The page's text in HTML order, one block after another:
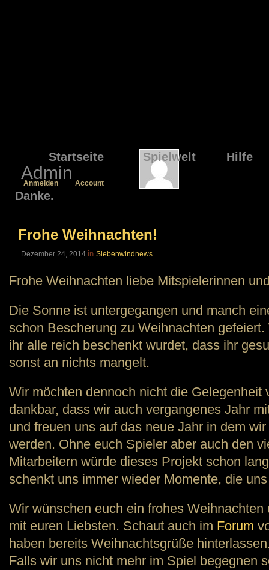
Startseite Spielwelt Hilfe
Admin
Anmelden Account
Danke.
Frohe Weihnachten!
Dezember 24, 2014 in Siebenwindnews
Frohe Weihnachten liebe Mitspielerinnen
Die Sonne ist untergegangen und manch
schon Bescherung zu Weihnachten
ihr alle reich beschenkt wurdet, dass ihr
sonst an nichts mangelt.
Wir möchten dennoch nicht die Gelegenheit
dankbar, dass wir auch vergangenes Jahr
und freuen uns auf das neue Jahr in dem
werden. Ohne euch Spieler aber auch den
Mitarbeitern würde dieses Projekt schon
schenkt uns immer wieder Momente, die
Wir wünschen euch ein frohes
mit euren Liebsten. Schaut auch im Forum
haben bereits Weihnachtsgrüße
Falls wir uns nicht mehr im Spiel begegnen